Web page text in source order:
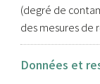
(degré de
des mesures de
Données et